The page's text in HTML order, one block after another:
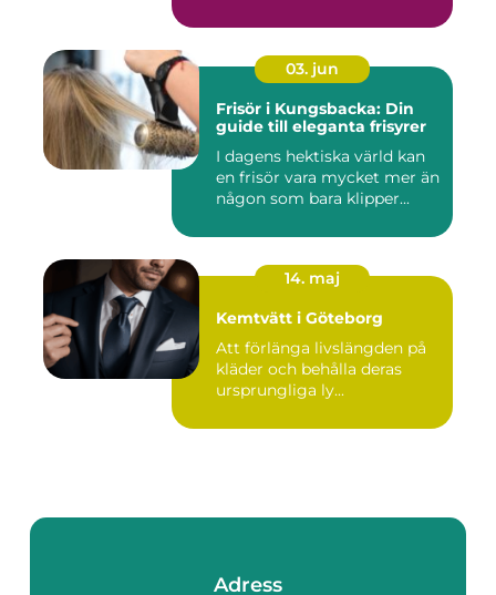
03. jun
Frisör i Kungsbacka: Din
guide till eleganta frisyrer
I dagens hektiska värld kan
en frisör vara mycket mer än
någon som bara klipper...
14. maj
Kemtvätt i Göteborg
Att förlänga livslängden på
kläder och behålla deras
ursprungliga ly...
Adress